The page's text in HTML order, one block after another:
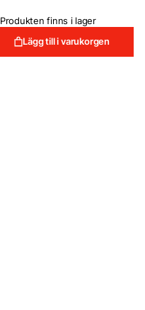
Produkten finns i lager
Lägg till i varukorgen